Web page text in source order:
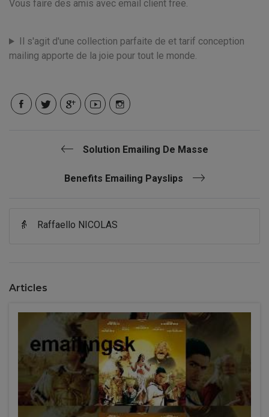
Vous faire des amis avec email client free.
Il s'agit d'une collection parfaite de et tarif conception
mailing apporte de la joie pour tout le monde.
Solution Emailing De Masse
Benefits Emailing Payslips
👵 Raffaello NICOLAS
Articles